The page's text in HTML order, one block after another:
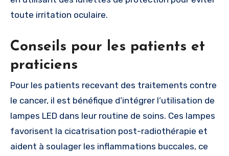
toute irritation oculaire.
Conseils pour les patients et
praticiens
Pour les patients recevant des traitements contre
le cancer, il est bénéfique d’intégrer l’utilisation de
lampes LED dans leur routine de soins. Ces lampes
favorisent la cicatrisation post-radiothérapie et
aident à soulager les inflammations buccales, ce